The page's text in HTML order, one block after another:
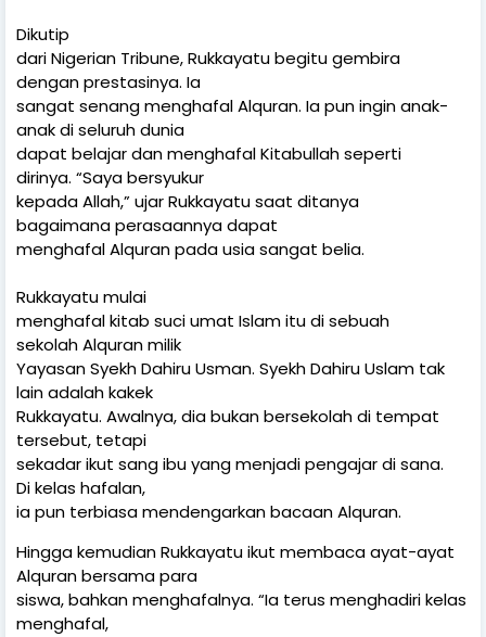
Dikutip
dari Nigerian Tribune, Rukkayatu begitu gembira
dengan prestasinya. Ia
sangat senang menghafal Alquran. Ia pun ingin anak-
anak di seluruh dunia
dapat belajar dan menghafal Kitabullah seperti
dirinya. “Saya bersyukur
kepada Allah,” ujar Rukkayatu saat ditanya
bagaimana perasaannya dapat
menghafal Alquran pada usia sangat belia.
Rukkayatu mulai
menghafal kitab suci umat Islam itu di sebuah
sekolah Alquran milik
Yayasan Syekh Dahiru Usman. Syekh Dahiru Uslam tak
lain adalah kakek
Rukkayatu. Awalnya, dia bukan bersekolah di tempat
tersebut, tetapi
sekadar ikut sang ibu yang menjadi pengajar di sana.
Di kelas hafalan,
ia pun terbiasa mendengarkan bacaan Alquran.
Hingga kemudian Rukkayatu ikut membaca ayat-ayat
Alquran bersama para
siswa, bahkan menghafalnya. “Ia terus menghadiri kelas
menghafal,